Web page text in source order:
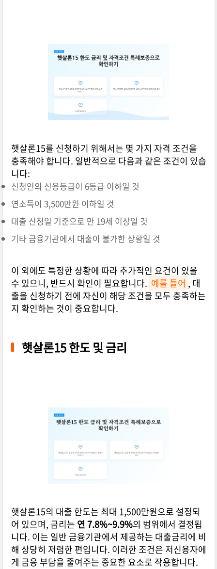
햇살론15를 신청하기 위해서는 몇 가지 자격 조건을
충족해야 합니다. 일반적으로 다음과 같은 조건이 있습
니다:
신청인의 신용등급이 6등급 이하일 것
연소득이 3,500만원 이하일 것
대출 신청일 기준으로 만 19세 이상일 것
기타 금융기관에서 대출이 불가한 상황일 것
이 외에도 특정한 상황에 따라 추가적인 요건이 있을
수 있으니, 반드시 확인이 필요합니다. 예를 들어 , 대
출을 신청하기 전에 자신이 해당 조건을 모두 충족하는
지 확인하는 것이 중요합니다.
햇살론15 한도 및 금리
햇살론15의 대출 한도는 최대 1,500만원으로 설정되
어 있으며, 금리는 연 7.8%~9.9%의 범위에서 결정됩
니다. 이는 일반 금융기관에서 제공하는 대출금리에 비
해 상당히 저렴한 편입니다. 이러한 조건은 저신용자에
게 금융 부담을 줄여주는 중요한 요소로 작용합니다.